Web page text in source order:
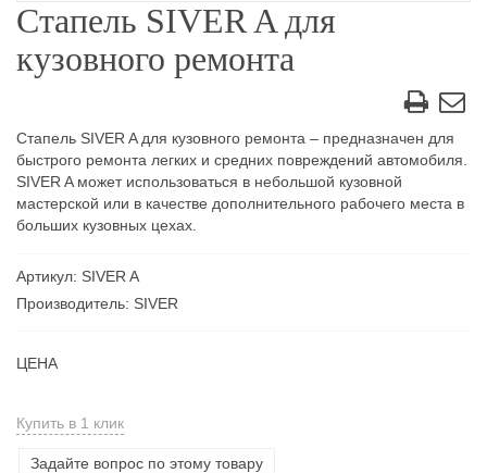
Стапель SIVER A для
кузовного ремонта
Стапель SIVER A для кузовного ремонта – предназначен для
быстрого ремонта легких и средних повреждений автомобиля.
SIVER A может использоваться в небольшой кузовной
мастерской или в качестве дополнительного рабочего места в
больших кузовных цехах.
Артикул: SIVER A
Производитель: SIVER
ЦЕНА
Купить в 1 клик
Задайте вопрос по этому товару